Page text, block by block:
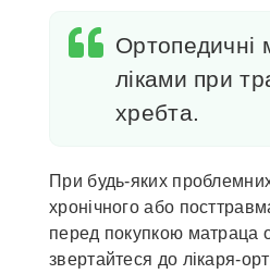
Ортопедичні
ліками при
хребта.
При будь-яких
хронічного або
перед покупкою матраца
звертайтеся до лікаря-